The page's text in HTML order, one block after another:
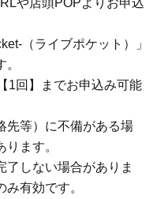
や店頭POPよりお申込
（ライブポケット）」
1回】までお申込み可能
先等）に不備がある場
ます。
了しない場合がありま
有効です。